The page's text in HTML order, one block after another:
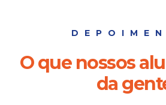
O que nossos
da